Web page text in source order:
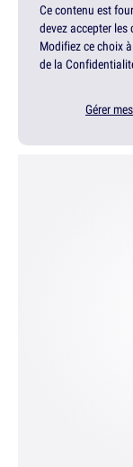
Ce contenu est
devez accepter
Modifiez ce choix
de la
Gérer